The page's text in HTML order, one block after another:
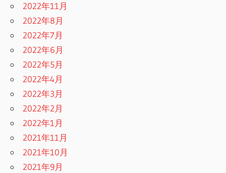
2022年11月
2022年8月
2022年7月
2022年6月
2022年5月
2022年4月
2022年3月
2022年2月
2022年1月
2021年11月
2021年10月
2021年9月